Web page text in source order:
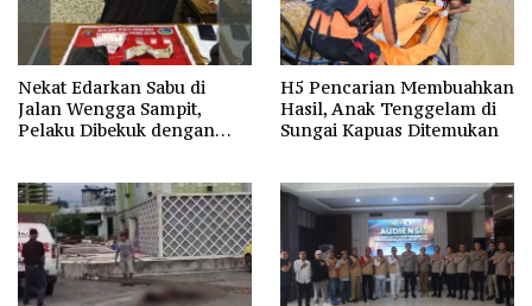
Nekat Edarkan Sabu di
Jalan Wengga Sampit,
Pelaku Dibekuk dengan
H5 Pencarian Membuahkan
Hasil, Anak Tenggelam di
Sungai Kapuas Ditemukan